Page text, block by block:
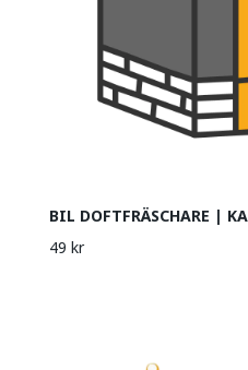
BIL DOFTFRÄSCHARE |
49 kr